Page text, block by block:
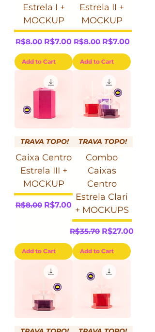
Estrela I +
MOCKUP
Regular Price
R$8.00 Sale Price
R$7.00
Add to Cart
Estrela II +
MOCKUP
Regular Price
R$8.00 Sale Price
R$7.00
Add to Cart
TRAVA TOPO!
Caixa Centro
Estrela III +
MOCKUP
Regular Price
R$8.00 Sale Price
R$7.00
Add to Cart
TRAVA TOPO!
Combo
Caixas
Centro
Estrela Clari
+ MOCKUPS
Regular Price
R$35.70 Sale Price
R$27.00
Add to Cart